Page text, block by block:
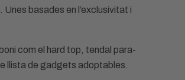
basades en l’exclusivitat i
com el hard top, tendal para-
llista de gadgets adoptables.